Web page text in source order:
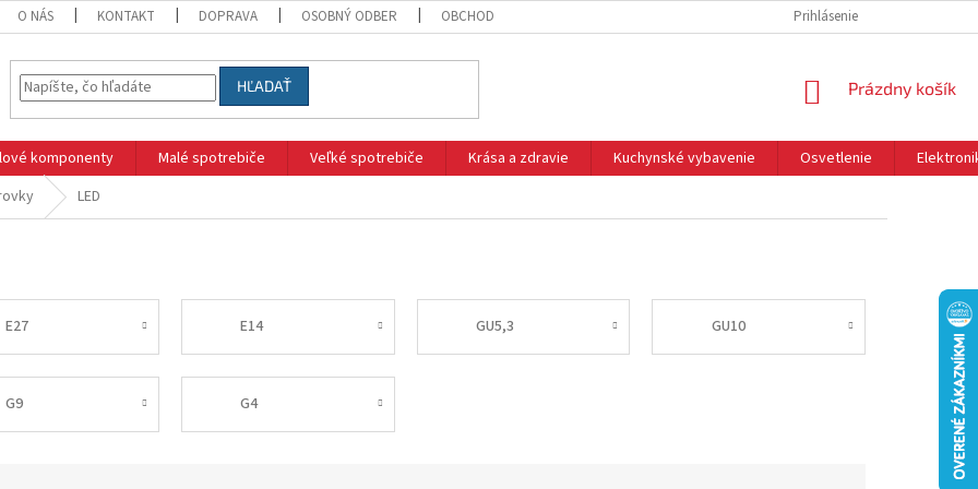
O NÁS KONTAKT DOPRAVA OSOBNÝ ODBER OBCHODNÉ PODMIENKY OCHRANA OSOBNÝCH ÚDAJOV REKLAMÁCIE
Prihlásenie
HĽADAŤ
NÁKUPNÝ
Prázdny košík
komponenty Malé spotrebiče Veľké spotrebiče Krása a zdravie Kuchynské vybavenie Osvetlenie
LED
E27 E14 GU5,3 GU10
G9 G4